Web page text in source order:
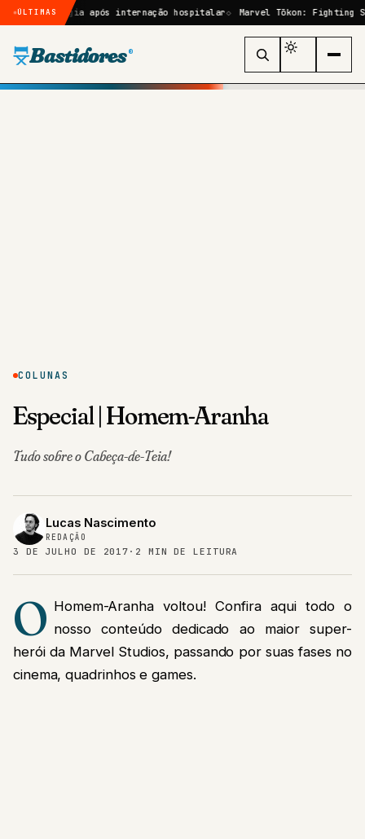
ÚLTIMASapós internação hospitalar Marvel Tōkon: Fighting Souls:
Bastidores ®
COLUNAS
Especial | Homem-Aranha
Tudo sobre o Cabeça-de-Teia!
Lucas Nascimento
REDAÇÃO
3 DE JULHO DE 2017 · 2 MIN DE LEITURA
O Homem-Aranha voltou! Confira aqui todo o
nosso conteúdo dedicado ao maior super-
herói da Marvel Studios, passando por suas fases no
cinema, quadrinhos e games.